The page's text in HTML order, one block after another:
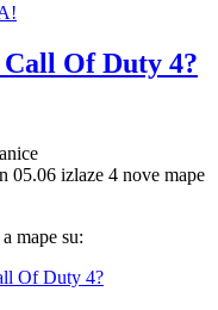
Call Of Duty 4?
05.06 izlaze 4 nove mape
mape su:
Of Duty 4?